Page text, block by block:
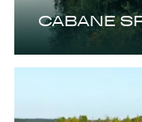
CABANE